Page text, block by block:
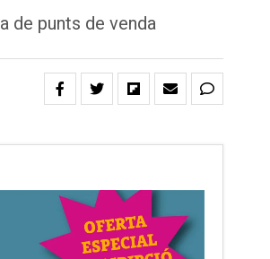
de punts de venda